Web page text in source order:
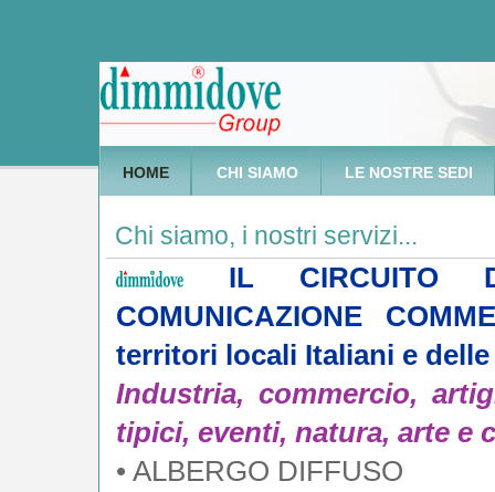
HOME CHI SIAMO LE NOSTRE SEDI
Chi siamo, i nostri servizi...
IL CIRCUITO
COMUNICAZIONE
territori locali Italiani e
Industria, commercio,
tipici, eventi, natura, arte e
• ALBERGO DIFFUSO